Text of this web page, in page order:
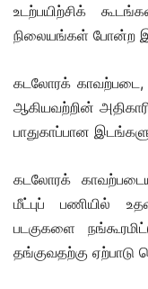
உடற்பயிற்சிக்
நிலையங்கள் போன்ற
கடலோரக் காவற்படை,
ஆகியவற்றின்
பாதுகாப்பான
கடலோரக்
மீட்புப் பணியில்
படகுகளை
தங்குவதற்கு ஏற்பாடு